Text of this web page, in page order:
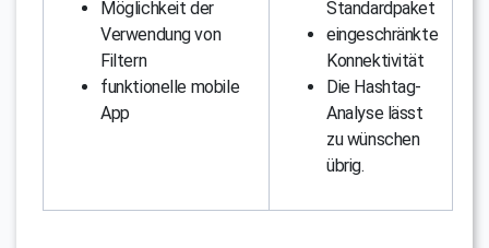
Möglichkeit der
Verwendung von
Filtern
funktionelle mobile
App
Standardpaket
eingeschränkte
Konnektivität
Die Hashtag-
Analyse lässt
zu wünschen
übrig.